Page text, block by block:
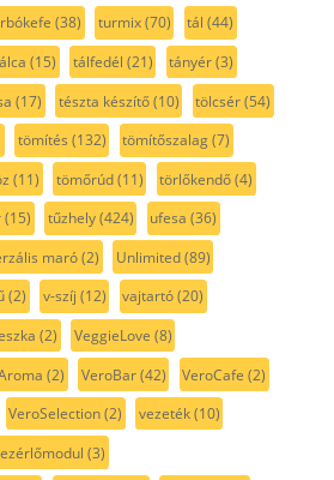
(38) turmix(70) tál (44)
(15) tálfedél (21) tányér(3)
(17) tészta készítő(10) tölcsér(54)
tömítés (132) tömítőszalag(7)
(11) tömőrúd(11) törlőkendő(4)
(15) tűzhely(424) ufesa (36)
maró(2) Unlimited(89)
(2) v-szíj (12) vajtartó(20)
(2) VeggieLove (8)
(2) VeroBar(42) VeroCafe (2)
VeroSelection(2) vezeték(10)
(3)